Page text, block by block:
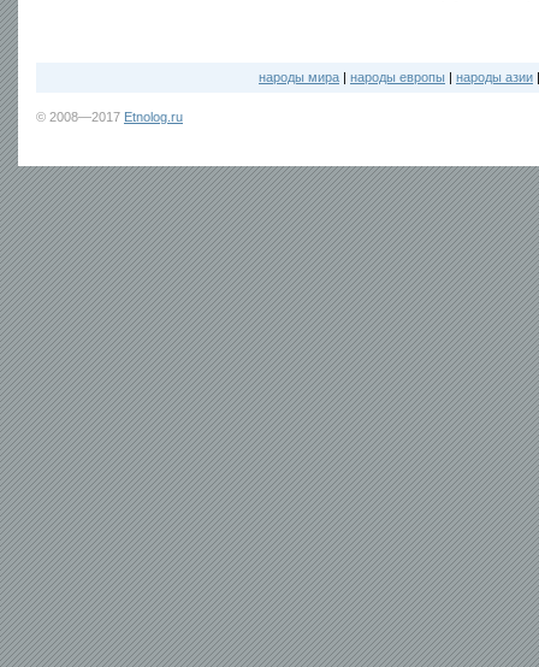
народы мира | народы европы | народы азии
© 2008—2017 Etnolog.ru